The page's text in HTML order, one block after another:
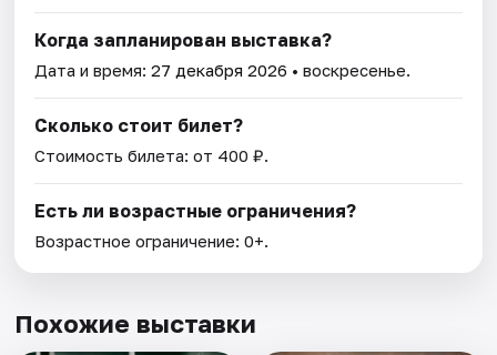
Когда запланирован выставка?
Дата и время:27 декабря 2026 • воскресенье.
Сколько стоит билет?
Стоимость билета: от 400 ₽.
Есть ли возрастные ограничения?
Возрастное ограничение: 0+.
Похожие выставки